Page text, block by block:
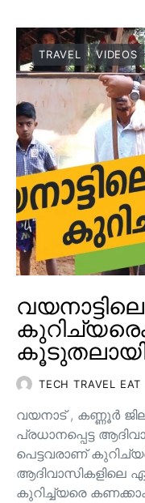
TRAVEL VIDEOS
വയനാട്ടിലെ
കൂടുതലായി
TECH TRAVEL EAT
വയനാട് , കണ്ണൂർ
പ്രധാനപ്പെട്ട
പെട്ടവരാണ്
ആദിവാസികളിലെ
കുറിച്ച്യരെ